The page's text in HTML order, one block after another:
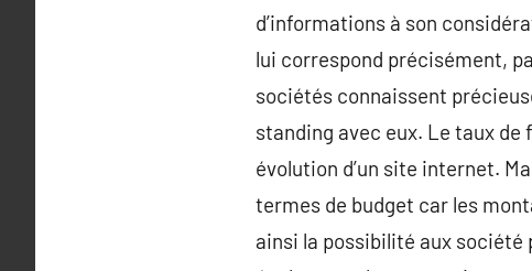
d’informations à son
lui correspond précisément,
sociétés connaissent
standing avec eux. Le taux
évolution d’un site internet.
termes de budget car les
ainsi la possibilité aux